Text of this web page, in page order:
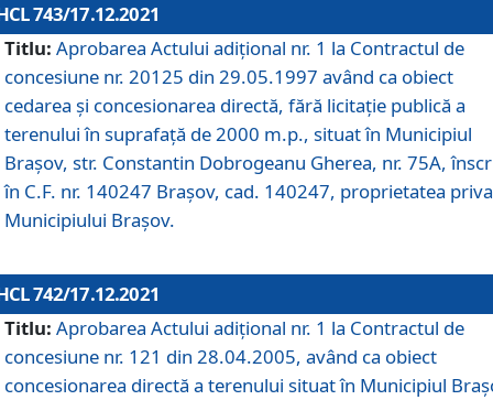
743/17.12.2021
Titlu: Aprobarea Actului adiţional nr. 1 la Contractul de
concesiune nr. 20125 din 29.05.1997 având ca obiect
cedarea și concesionarea directă, fără licitație publică a
terenului în suprafață de 2000 m.p., situat în Municipiul
Brașov, str. Constantin Dobrogeanu Gherea, nr. 75A,
în C.F. nr. 140247 Brașov, cad. 140247, proprietatea
Municipiului Brașov.
742/17.12.2021
Titlu: Aprobarea Actului adiţional nr. 1 la Contractul de
concesiune nr. 121 din 28.04.2005, având ca obiect
concesionarea directă a terenului situat în Municipiul